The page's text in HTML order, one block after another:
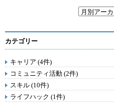
カテゴリー
キャリア (4件)
コミュニティ活動 (2件)
スキル (10件)
ライフハック (1件)